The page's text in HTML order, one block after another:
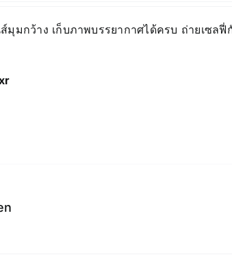
มุมกว้าง เก็บภาพบรรยากาศได้ครบ ถ่ายเซลฟี่